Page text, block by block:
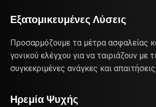
Εξατομικευμένες Λύσεις
Προσαρμόζουμε τα μέτρα ασφαλείας
γονικού ελέγχου για να ταιριάζουν με
συγκεκριμένες ανάγκες και
Ηρεμία Ψυχής